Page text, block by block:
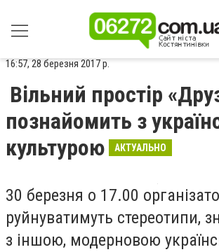
16:57, 28 березня 2017 р.
Вільний простір
познайомить з
культурою
АКТУАЛЬНО
30 березня о 17.00
руйнуватимуть стереотипи,
з іншою, модерновою